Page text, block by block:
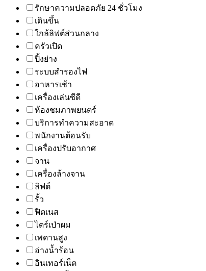
รักษาความปลอดภัย 24 ชั่วโมง
เดินขึ้น
ใกล้ลิฟต์ส่วนกลาง
ครัวเปิด
ปิ้งย่าง
ระบบสำรองไฟ
อาหารเช้า
เครื่องเล่นซีดี
ห้องชมภาพยนตร์
บริการทำความสะอาด
พนักงานต้อนรับ
เครื่องปรับอากาศ
จาน
เครื่องล้างจาน
ลิฟต์
รั้ว
ฟิตเนส
ไดร์เป่าผม
เพดานสูง
อ่างน้ำร้อน
อินเทอร์เน็ต